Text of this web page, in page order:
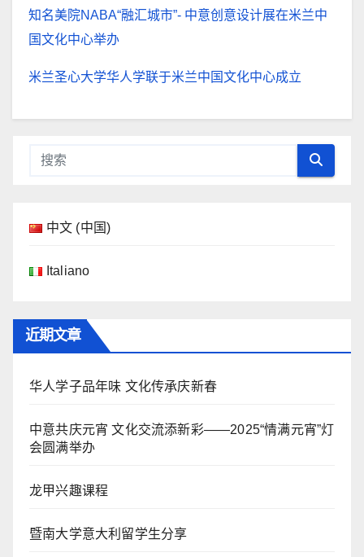
知名美院NABA“融汇城市”- 中意创意设计展在米兰中
国文化中心举办
米兰圣心大学华人学联于米兰中国文化中心成立
中文 (中国)
Italiano
近期文章
华人学子品年味 文化传承庆新春
中意共庆元宵 文化交流添新彩——2025“情满元宵”灯
会圆满举办
龙甲兴趣课程
暨南大学意大利留学生分享